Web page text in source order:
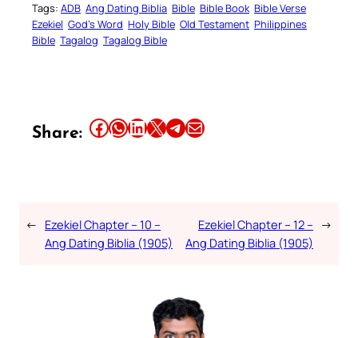
Tags: ADB Ang Dating Biblia Bible Bible Book Bible Verse
Ezekiel God’s Word Holy Bible Old Testament Philippines
Bible Tagalog Tagalog Bible
Share: Share this article on Facebook Share this article on WhatsApp Share this article on LinkedIn Share this article on X Share this article on TelegramEmail this Article
← Ezekiel Chapter – 10 –
Ang Dating Biblia (1905)
Ezekiel Chapter – 12 –
Ang Dating Biblia (1905)
→